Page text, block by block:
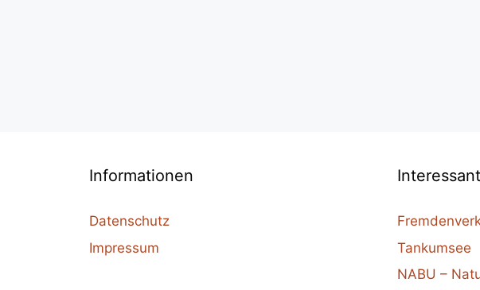
Informationen
Datenschutz
Impressum
Tankumsee
NABU –